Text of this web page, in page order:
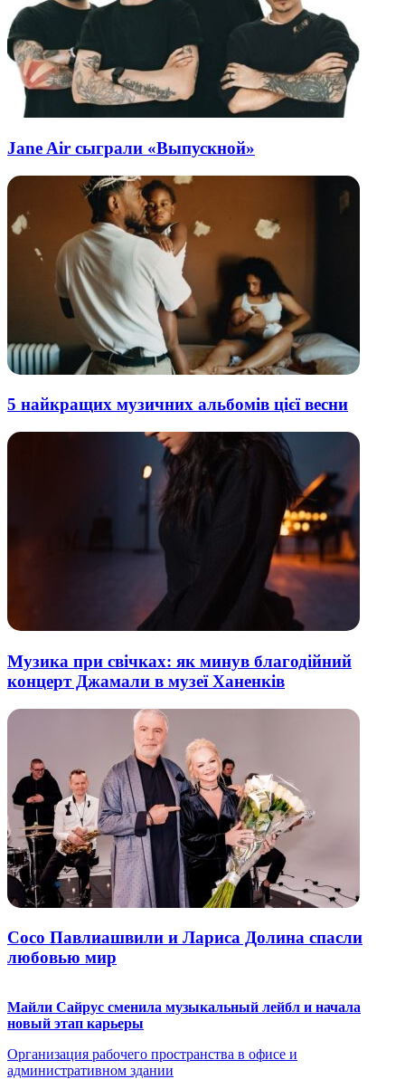
Jane Air сыграли «Выпускной»
5 найкращих музичних альбомів цієї весни
Музика при свічках: як минув благодійний
концерт Джамали в музеї Ханенків
Сосо Павлиашвили и Лариса Долина спасли
любовью мир
Майли Сайрус сменила музыкальный лейбл и начала
новый этап карьеры
Организация рабочего пространства в офисе и
административном здании